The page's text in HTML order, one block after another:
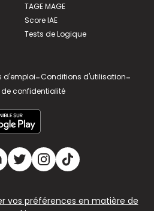
TAGE MAGE
Score IAE
Tests de Logique
d'emploi-Conditions d'utilisation-
de confidentialité
vos préférences en matière de